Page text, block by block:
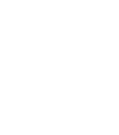
x US$ 3,45